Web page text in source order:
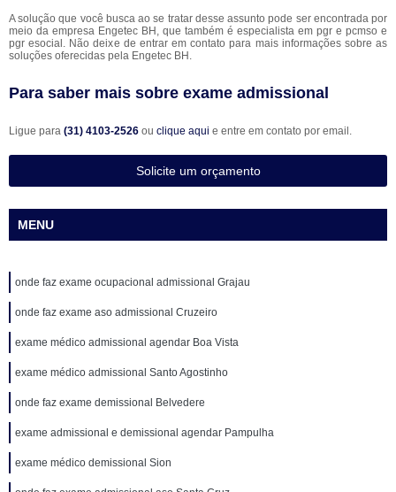
A solução que você busca ao se tratar desse assunto pode ser encontrada por
meio da empresa Engetec BH, que também é especialista em pgr e pcmso e
pgr esocial. Não deixe de entrar em contato para mais informações sobre as
soluções oferecidas pela Engetec BH.
Para saber mais sobre exame admissional
Ligue para (31) 4103-2526 ou clique aqui e entre em contato por email.
Solicite um orçamento
MENU
onde faz exame ocupacional admissional Grajau
onde faz exame aso admissional Cruzeiro
exame médico admissional agendar Boa Vista
exame médico admissional Santo Agostinho
onde faz exame demissional Belvedere
exame admissional e demissional agendar Pampulha
exame médico demissional Sion